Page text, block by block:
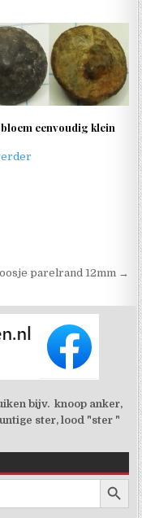
eenvoudig klein
parelrand 12mm →
bijv. knoop anker,
ster, lood "ster "